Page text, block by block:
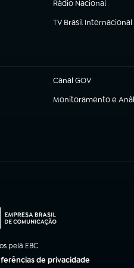
Rádio Nacional
TV Brasil Internacional
(abre em nova aba)
Canal GOV
(abre em nova aba)
Monitoramento e
(abre em nova aba)
pela EBC
de privacidade